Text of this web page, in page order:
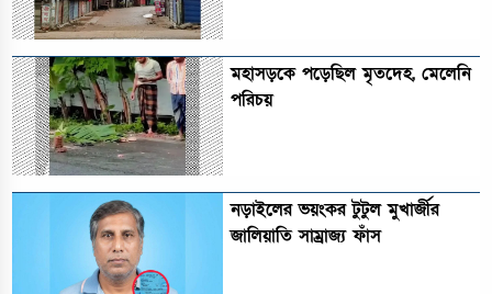
মহাসড়কে পড়েছিল মৃতদেহ, মেলেনি
পরিচয়
নড়াইলের ভয়ংকর টুটুল মুখার্জীর
জালিয়াতি সাম্রাজ্য ফাঁস